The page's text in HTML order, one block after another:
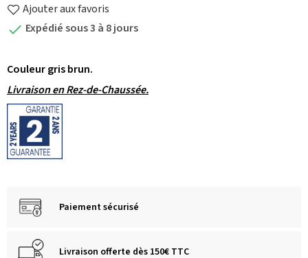
Ajouter aux favoris
 Expédié sous 3 à 8 jours
Couleur gris brun.
Livraison en Rez-de-Chaussée.
Paiement sécurisé
Livraison offerte dès 150€ TTC